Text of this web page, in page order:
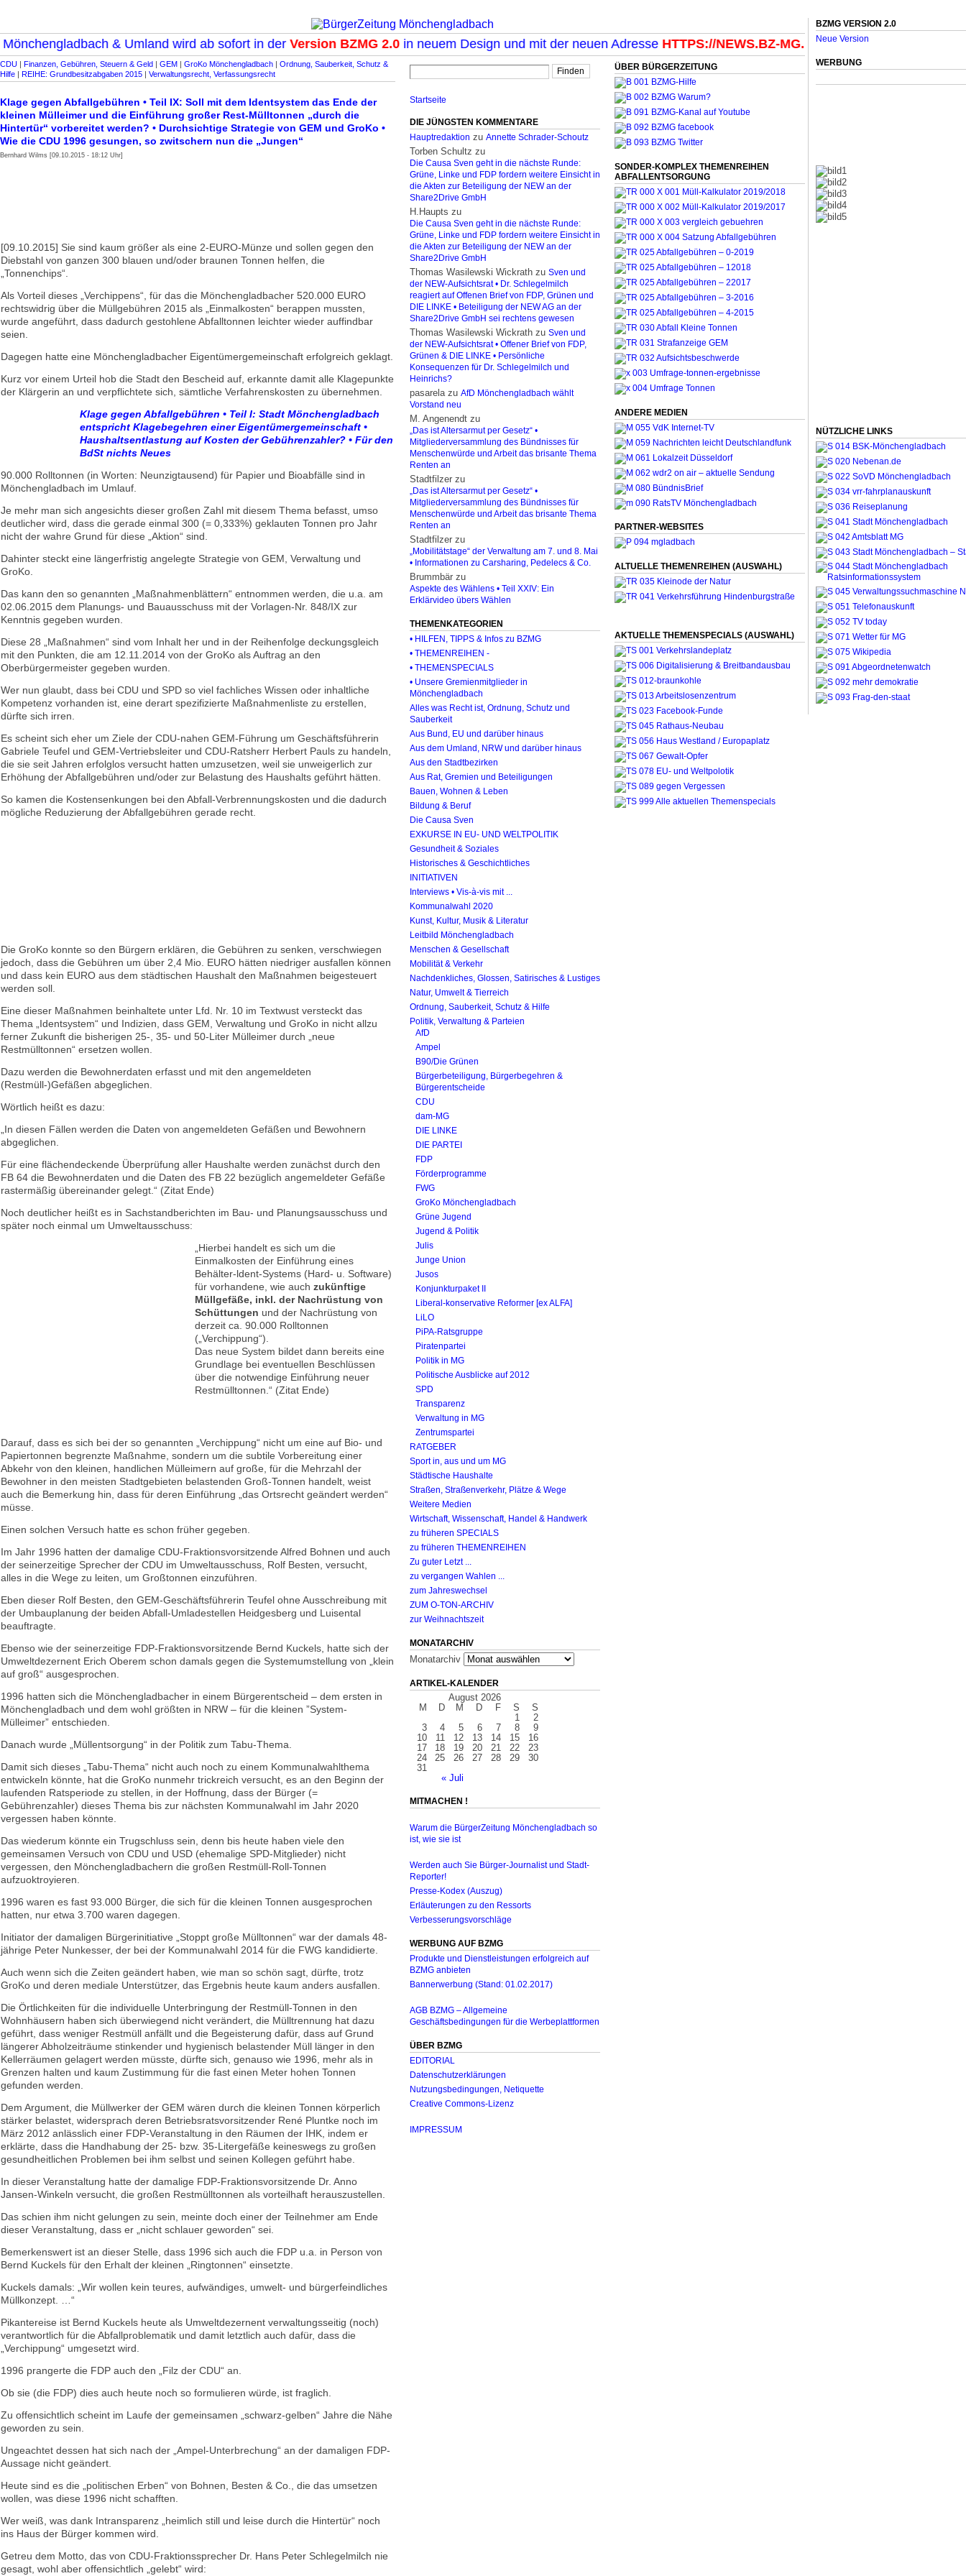
& Umland wird ab sofort in derVersion BZMG 2.0 in neuem Design und mit der neuen AdresseHTTPS://NEWS.BZ-MG.DEwie bisher fortgesetzt:
CDU | Finanzen, Gebühren, Steuern & Geld | GEM | GroKo Mönchengladbach | Ordnung, Sauberkeit, Schutz &
Hilfe | REIHE: Grundbesitzabgaben 2015 | Verwaltungsrecht, Verfassungsrecht
Klage gegen Abfallgebühren • Teil IX: Soll mit dem Identsystem das Ende der
kleinen Mülleimer und die Einführung großer Rest-Mülltonnen „durch die
Hintertür“ vorbereitet werden? • Durchsichtige Strategie von GEM und GroKo •
Wie die CDU 1996 gesungen, so zwitschern nun die „Jungen“
Bernhard Wilms [09.10.2015 - 18:12 Uhr]
[09.10.2015] Sie sind kaum größer als eine 2-EURO-Münze und sollen gegen den
Diebstahl von ganzen 300 blauen und/oder braunen Tonnen helfen, die
„Tonnenchips“.
Als Vorteil dieses „Verchippens“, für das die Mönchengladbacher 520.000 EURO
rechtswidrig über die Müllgebühren 2015 als „Einmalkosten“ berappen mussten,
wurde angeführt, dass dadurch gestohlene Abfalltonnen leichter wieder auffindbar
seien.
Dagegen hatte eine Mönchengladbacher Eigentümergemeinschaft erfolgreich geklagt.
Kurz vor einem Urteil hob die Stadt den Bescheid auf, erkannte damit alle Klagepunkte
der Klärgerin an und verpflichtete sich, sämtliche Verfahrenskosten zu übernehmen.
Klage gegen Abfallgebühren • Teil I: Stadt Mönchengladbach
entspricht Klagebegehren einer Eigentümergemeinschaft •
Haushaltsentlastung auf Kosten der Gebührenzahler? • Für den
BdSt nichts Neues
90.000 Rolltonnen (in Worten: Neunzigtausend) für Papier und Bioabfälle sind in
Mönchengladbach im Umlauf.
Je mehr man sich angesichts dieser großen Zahl mit diesem Thema befasst, umso
deutlicher wird, dass die gerade einmal 300 (= 0,333%) geklauten Tonnen pro Jahr
nicht der wahre Grund für diese „Aktion“ sind.
Dahinter steckt eine längerfristig angelegte Strategie von GEM, Verwaltung und
GroKo.
Das kann den so genannten „Maßnahmenblättern“ entnommen werden, die u.a. am
02.06.2015 dem Planungs- und Bauausschuss mit der Vorlagen-Nr. 848/IX zur
Kenntnis gegeben wurden.
Diese 28 „Maßnahmen“ sind vom Inhalt her und in der Reihenfolge deckungsgleich
mit den Punkten, die am 12.11.2014 von der GroKo als Auftrag an den
Oberbürgermeister gegeben wurden.
Wer nun glaubt, dass bei CDU und SPD so viel fachliches Wissen oder inhaltliche
Kompetenz vorhanden ist, eine derart spezifizierte Maßnahmenliste zu erstellen,
dürfte sich irren.
Es scheint sich eher um Ziele der CDU-nahen GEM-Führung um Geschäftsführerin
Gabriele Teufel und GEM-Vertriebsleiter und CDU-Ratsherr Herbert Pauls zu handeln,
die sie seit Jahren erfolglos versucht hatten umzusetzen, weil sie unweigerlich zur
Erhöhung der Abfallgebühren und/oder zur Belastung des Haushalts geführt hätten.
So kamen die Kostensenkungen bei den Abfall-Verbrennungskosten und die dadurch
mögliche Reduzierung der Abfallgebühren gerade recht.
Die GroKo konnte so den Bürgern erklären, die Gebühren zu senken, verschwiegen
jedoch, dass die Gebühren um über 2,4 Mio. EURO hätten niedriger ausfallen können
und dass kein EURO aus dem städtischen Haushalt den Maßnahmen beigesteuert
werden soll.
Eine dieser Maßnahmen beinhaltete unter Lfd. Nr. 10 im Textwust versteckt das
Thema „Identsystem“ und Indizien, dass GEM, Verwaltung und GroKo in nicht allzu
ferner Zukunft die bisherigen 25-, 35- und 50-Liter Mülleimer durch „neue
Restmülltonnen“ ersetzen wollen.
Dazu werden die Bewohnerdaten erfasst und mit den angemeldeten
(Restmüll-)Gefäßen abgeglichen.
Wörtlich heißt es dazu:
„In diesen Fällen werden die Daten von angemeldeten Gefäßen und Bewohnern
abgeglichen.
Für eine flächendeckende Überprüfung aller Haushalte werden zunächst durch den
FB 64 die Bewohnerdaten und die Daten des FB 22 bezüglich angemeldeter Gefäße
rastermäßig übereinander gelegt.“ (Zitat Ende)
Noch deutlicher heißt es in Sachstandberichten im Bau- und Planungsausschuss und
später noch einmal um Umweltausschuss:
„Hierbei handelt es sich um die
Einmalkosten der Einführung eines
Behälter-ldent-Systems (Hard- u. Software)
für vorhandene, wie auch zukünftige
Müllgefäße, inkl. der Nachrüstung von
Schüttungen und der Nachrüstung von
derzeit ca. 90.000 Rolltonnen
(„Verchippung“).
Das neue System bildet dann bereits eine
Grundlage bei eventuellen Beschlüssen
über die notwendige Einführung neuer
Restmülltonnen.“ (Zitat Ende)
Darauf, dass es sich bei der so genannten „Verchippung“ nicht um eine auf Bio- und
Papiertonnen begrenzte Maßnahme, sondern um die subtile Vorbereitung einer
Abkehr von den kleinen, handlichen Mülleimern auf große, für die Mehrzahl der
Bewohner in den meisten Stadtgebieten belastenden Groß-Tonnen handelt, weist
auch die Bemerkung hin, dass für deren Einführung „das Ortsrecht geändert werden“
müsse.
Einen solchen Versuch hatte es schon früher gegeben.
Im Jahr 1996 hatten der damalige CDU-Fraktionsvorsitzende Alfred Bohnen und auch
der seinerzeitige Sprecher der CDU im Umweltausschuss, Rolf Besten, versucht,
alles in die Wege zu leiten, um Großtonnen einzuführen.
Eben dieser Rolf Besten, den GEM-Geschäftsführerin Teufel ohne Ausschreibung mit
der Umbauplanung der beiden Abfall-Umladestellen Heidgesberg und Luisental
beauftragte.
Ebenso wie der seinerzeitige FDP-Fraktionsvorsitzende Bernd Kuckels, hatte sich der
Umweltdezernent Erich Oberem schon damals gegen die Systemumstellung von „klein
auf groß“ ausgesprochen.
1996 hatten sich die Mönchengladbacher in einem Bürgerentscheid – dem ersten in
Mönchengladbach und dem wohl größten in NRW – für die kleinen ”System-
Mülleimer” entschieden.
Danach wurde „Müllentsorgung“ in der Politik zum Tabu-Thema.
Damit sich dieses „Tabu-Thema“ nicht auch noch zu einem Kommunalwahlthema
entwickeln könnte, hat die GroKo nunmehr trickreich versucht, es an den Beginn der
laufenden Ratsperiode zu stellen, in der Hoffnung, dass der Bürger (=
Gebührenzahler) dieses Thema bis zur nächsten Kommunalwahl im Jahr 2020
vergessen haben könnte.
Das wiederum könnte ein Trugschluss sein, denn bis heute haben viele den
gemeinsamen Versuch von CDU und USD (ehemalige SPD-Mitglieder) nicht
vergessen, den Mönchengladbachern die großen Restmüll-Roll-Tonnen
aufzuoktroyieren.
1996 waren es fast 93.000 Bürger, die sich für die kleinen Tonnen ausgesprochen
hatten, nur etwa 3.700 waren dagegen.
Initiator der damaligen Bürgerinitiative „Stoppt große Mülltonnen“ war der damals 48-
jährige Peter Nunkesser, der bei der Kommunalwahl 2014 für die FWG kandidierte.
Auch wenn sich die Zeiten geändert haben, wie man so schön sagt, dürfte, trotz
GroKo und deren mediale Unterstützer, das Ergebnis heute kaum anders ausfallen.
Die Örtlichkeiten für die individuelle Unterbringung der Restmüll-Tonnen in den
Wohnhäusern haben sich überwiegend nicht verändert, die Mülltrennung hat dazu
geführt, dass weniger Restmüll anfällt und die Begeisterung dafür, dass auf Grund
längerer Abholzeiträume stinkender und hygienisch belastender Müll länger in den
Kellerräumen gelagert werden müsste, dürfte sich, genauso wie 1996, mehr als in
Grenzen halten und kaum Zustimmung für die fast einen Meter hohen Tonnen
gefunden werden.
Dem Argument, die Müllwerker der GEM wären durch die kleinen Tonnen körperlich
stärker belastet, widersprach deren Betriebsratsvorsitzender René Pluntke noch im
März 2012 anlässlich einer FDP-Veranstaltung in den Räumen der IHK, indem er
erklärte, dass die Handhabung der 25- bzw. 35-Litergefäße keineswegs zu großen
gesundheitlichen Problemen bei ihm selbst und seinen Kollegen geführt habe.
In dieser Veranstaltung hatte der damalige FDP-Fraktionsvorsitzende Dr. Anno
Jansen-Winkeln versucht, die großen Restmülltonnen als vorteilhaft herauszustellen.
Das schien ihm nicht gelungen zu sein, meinte doch einer der Teilnehmer am Ende
dieser Veranstaltung, dass er „nicht schlauer geworden“ sei.
Bemerkenswert ist an dieser Stelle, dass 1996 sich auch die FDP u.a. in Person von
Bernd Kuckels für den Erhalt der kleinen „Ringtonnen“ einsetzte.
Kuckels damals: „Wir wollen kein teures, aufwändiges, umwelt- und bürgerfeindliches
Müllkonzept. …“
Pikantereise ist Bernd Kuckels heute als Umweltdezernent verwaltungsseitig (noch)
verantwortlich für die Abfallproblematik und damit letztlich auch dafür, dass die
„Verchippung“ umgesetzt wird.
1996 prangerte die FDP auch den „Filz der CDU“ an.
Ob sie (die FDP) dies auch heute noch so formulieren würde, ist fraglich.
Zu offensichtlich scheint im Laufe der gemeinsamen „schwarz-gelben“ Jahre die Nähe
geworden zu sein.
Ungeachtet dessen hat sich nach der „Ampel-Unterbrechung“ an der damaligen FDP-
Aussage nicht geändert.
Heute sind es die „politischen Erben“ von Bohnen, Besten & Co., die das umsetzen
wollen, was diese 1996 nicht schafften.
Wer weiß, was dank Intransparenz „heimlich still und leise durch die Hintertür“ noch
ins Haus der Bürger kommen wird.
Getreu dem Motto, das von CDU-Fraktionssprecher Dr. Hans Peter Schlegelmilch nie
gesagt, wohl aber offensichtlich „gelebt“ wird:
Startseite
DIE JÜNGSTEN KOMMENTARE
Hauptredaktion zu Annette Schrader-Schoutz
Torben Schultz zu
Die Causa Sven geht in die nächste Runde:
Grüne, Linke und FDP fordern weitere Einsicht in
die Akten zur Beteiligung der NEW an der
Share2Drive GmbH
H.Haupts zu
Die Causa Sven geht in die nächste Runde:
Grüne, Linke und FDP fordern weitere Einsicht in
die Akten zur Beteiligung der NEW an der
Share2Drive GmbH
Thomas Wasilewski Wickrath zu Sven und
der NEW-Aufsichtsrat • Dr. Schlegelmilch
reagiert auf Offenen Brief von FDP, Grünen und
DIE LINKE • Beteiligung der NEW AG an der
Share2Drive GmbH sei rechtens gewesen
Thomas Wasilewski Wickrath zu Sven und
der NEW-Aufsichtsrat • Offener Brief von FDP,
Grünen & DIE LINKE • Persönliche
Konsequenzen für Dr. Schlegelmilch und
Heinrichs?
pasarelazu AfD Mönchengladbach wählt
Vorstand neu
M. Angenendt zu
„Das ist Altersarmut per Gesetz“ •
Mitgliederversammlung des Bündnisses für
Menschenwürde und Arbeit das brisante Thema
Renten an
Stadtfilzer zu
„Das ist Altersarmut per Gesetz“ •
Mitgliederversammlung des Bündnisses für
Menschenwürde und Arbeit das brisante Thema
Renten an
Stadtfilzer zu
„Mobilitätstage“ der Verwaltung am 7. und 8. Mai
• Informationen zu Carsharing, Pedelecs & Co.
Brummbär zu
Aspekte des Wählens • Teil XXIV: Ein
Erklärvideo übers Wählen
THEMENKATEGORIEN
• HILFEN, TIPPS & Infos zu BZMG
• THEMENREIHEN -
• THEMENSPECIALS
• Unsere Gremienmitglieder in
Mönchengladbach
Alles was Recht ist, Ordnung, Schutz und
Sauberkeit
Aus Bund, EU und darüber hinaus
Aus dem Umland, NRW und darüber hinaus
Aus den Stadtbezirken
Aus Rat, Gremien und Beteiligungen
Bauen, Wohnen & Leben
Bildung & Beruf
Die Causa Sven
EXKURSE IN EU- UND WELTPOLITIK
Gesundheit & Soziales
Historisches & Geschichtliches
INITIATIVEN
Interviews • Vis-à-vis mit ...
Kommunalwahl 2020
Kunst, Kultur, Musik & Literatur
Leitbild Mönchengladbach
Menschen & Gesellschaft
Mobilität & Verkehr
Nachdenkliches, Glossen, Satirisches & Lustiges
Natur, Umwelt & Tierreich
Ordnung, Sauberkeit, Schutz & Hilfe
Politik, Verwaltung & Parteien
AfD
Ampel
B90/Die Grünen
Bürgerbeteiligung, Bürgerbegehren &
Bürgerentscheide
CDU
dam-MG
DIE LINKE
DIE PARTEI
FDP
Förderprogramme
FWG
GroKo Mönchengladbach
Grüne Jugend
Jugend & Politik
Julis
Junge Union
Jusos
Konjunkturpaket II
Liberal-konservative Reformer [ex ALFA]
LiLO
PiPA-Ratsgruppe
Piratenpartei
Politik in MG
Politische Ausblicke auf 2012
SPD
Transparenz
Verwaltung in MG
Zentrumspartei
RATGEBER
Sport in, aus und um MG
Städtische Haushalte
Straßen, Straßenverkehr, Plätze & Wege
Weitere Medien
Wirtschaft, Wissenschaft, Handel & Handwerk
zu früheren SPECIALS
zu früheren THEMENREIHEN
Zu guter Letzt ...
zu vergangen Wahlen ...
zum Jahreswechsel
ZUM O-TON-ARCHIV
zur Weihnachtszeit
MONATARCHIV
Monatarchiv
ARTIKEL-KALENDER
August 2026
M
D M D F S S
« Juli
1
2
3
4 5 6 7 8
9
10
11 12 13 14 15
16
17
18 19 20 21 22
23
24
25 26 27 28 29
30
31
MITMACHEN !
Warum die BürgerZeitung Mönchengladbach so
ist, wie sie ist
Werden auch Sie Bürger-Journalist und Stadt-
Reporter!
Presse-Kodex (Auszug)
Erläuterungen zu den Ressorts
Verbesserungsvorschläge
WERBUNG AUF BZMG
Produkte und Dienstleistungen erfolgreich auf
BZMG anbieten
Bannerwerbung (Stand: 01.02.2017)
AGB BZMG – Allgemeine
Geschäftsbedingungen für die Werbeplattformen
ÜBER BZMG
EDITORIAL
Datenschutzerklärungen
Nutzungsbedingungen, Netiquette
Creative Commons-Lizenz
IMPRESSUM
ÜBER BÜRGERZEITUNG
SONDER-KOMPLEX THEMENREIHEN
ABFALLENTSORGUNG
ANDERE MEDIEN
PARTNER-WEBSITES
ALTUELLE THEMENREIHEN (AUSWAHL)
AKTUELLE THEMENSPECIALS (AUSWAHL)
BZMG VERSION 2.0
Neue Version
WERBUNG
NÜTZLICHE LINKS